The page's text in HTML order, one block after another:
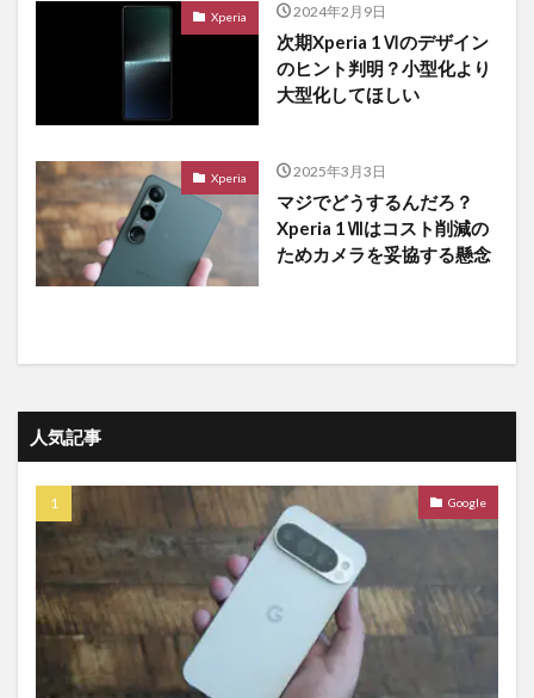
Xperia 2024年2月9日
次期Xperia 1Ⅵのデザイン
のヒント判明？小型化より
大型化してほしい
Xperia 2025年3月3日
マジでどうするんだろ？
Xperia 1Ⅶはコスト削減の
ためカメラを妥協する懸念
人気記事
Google